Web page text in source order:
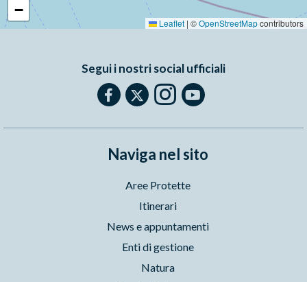
Segui i nostri social ufficiali
Naviga nel sito
Aree Protette
News e appuntamenti
Enti di gestione
Natura
Punti di interesse
Storie
Foto e Video